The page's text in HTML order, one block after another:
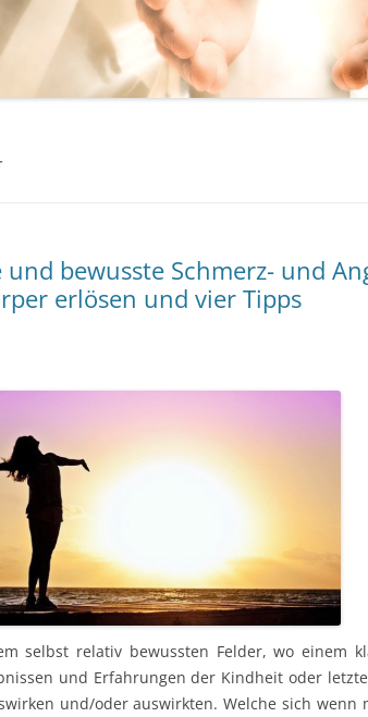
bewusste Schmerz- und
erlösen und vier Tipps
selbst relativ bewussten Felder, wo einem
und Erfahrungen der Kindheit oder
und/oder auswirkten. Welche sich wenn